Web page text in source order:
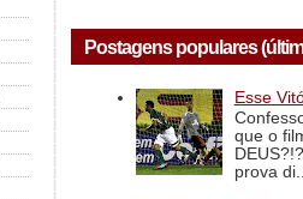
Postagens populares
Esse
que o
prova